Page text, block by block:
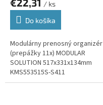
/ ks
Do košíka
Modulárny prenosný organizér
(prepážky 11x) MODULAR
SOLUTION 517x331x134mm
KMS553515S-S411